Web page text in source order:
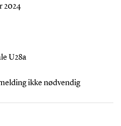
2024
U28a
ikke nødvendig